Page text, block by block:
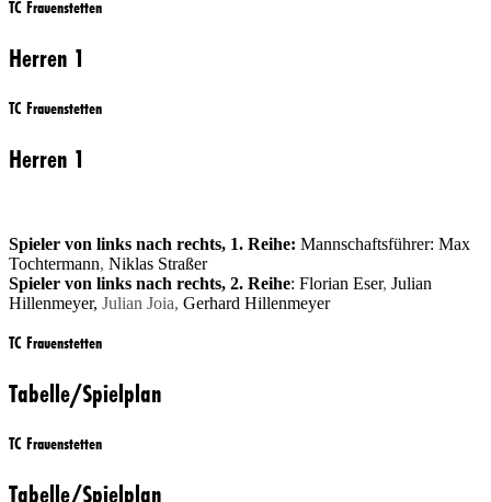
TC Frauenstetten
Herren 1
TC Frauenstetten
Herren 1
Spieler von links nach rechts, 1. Reihe: Mannschaftsführer: Max
Tochtermann, Niklas Straßer
Spieler von links nach rechts, 2. Reihe: Florian Eser, Julian
Hillenmeyer, Julian Joia, Gerhard Hillenmeyer
TC Frauenstetten
Tabelle/Spielplan
TC Frauenstetten
Tabelle/Spielplan